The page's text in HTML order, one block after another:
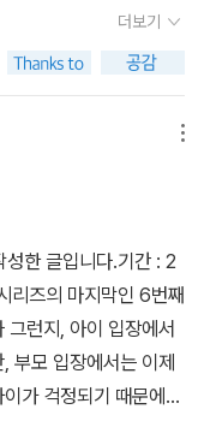
뜨끔했고 그럴 수 밖에
억울하기도 했다. 엄
일 기억에 남는 것이
다 보니 참아 카드의 내
하려는 모습이 예뻤다.
다며 부럽기도 했다.
다. 우리의 뇌는 꾀쟁
려고 한다. 그럴 땐 그
가 있는데 그게 바로 반
반복하다보면 우리
기에서 하나 틀린 시
물어보았어요.엄마가
워시험지 앞에서도 엄
담겼습니다.시우가 마
쓰기 시험등 늘 백점
에 대해 배울수 있는
를 삼아 방학기간동안
력해봐야겠어요.초저학
으쓱하기도 하고틀리
가 참 닮아보였습니다.
을 토닥이며 방향을 알
더보기
한 글입니다.​​​기간 : 2
즈의 마지막인 6번째
그런지, 아이 입장에서
부모 입장에서는 이제
가 걱정되기 때문에